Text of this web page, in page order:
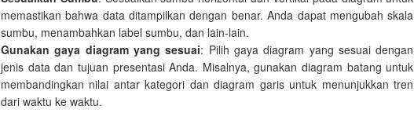
memastikan bahwa data ditampilkan dengan benar. Anda dapat mengubah skala
sumbu, menambahkan label sumbu, dan lain-lain.
Gunakan gaya diagram yang sesuai: Pilih gaya diagram yang sesuai dengan
jenis data dan tujuan presentasi Anda. Misalnya, gunakan diagram batang untuk
membandingkan nilai antar kategori dan diagram garis untuk menunjukkan tren
dari waktu ke waktu.